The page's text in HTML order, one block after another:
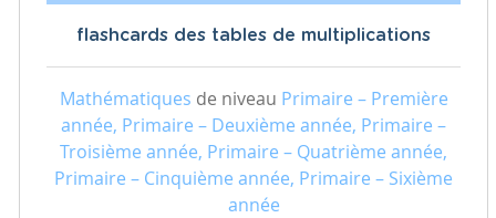
flashcards des tables de multiplications
Mathématiques de niveau Primaire – Première
année, Primaire – Deuxième année, Primaire –
Troisième année, Primaire – Quatrième année,
Primaire – Cinquième année, Primaire – Sixième
année